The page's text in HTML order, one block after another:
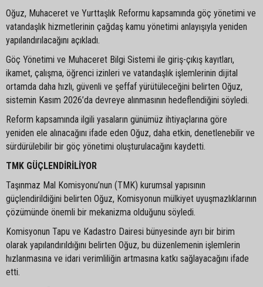
Oğuz, Muhaceret ve Yurttaşlık Reformu kapsamında göç yönetimi ve
vatandaşlık hizmetlerinin çağdaş kamu yönetimi anlayışıyla yeniden
yapılandırılacağını açıkladı.
Göç Yönetimi ve Muhaceret Bilgi Sistemi ile giriş-çıkış kayıtları,
ikamet, çalışma, öğrenci izinleri ve vatandaşlık işlemlerinin dijital
ortamda daha hızlı, güvenli ve şeffaf yürütüleceğini belirten Oğuz,
sistemin Kasım 2026’da devreye alınmasının hedeflendiğini söyledi.
Reform kapsamında ilgili yasaların günümüz ihtiyaçlarına göre
yeniden ele alınacağını ifade eden Oğuz, daha etkin, denetlenebilir ve
sürdürülebilir bir göç yönetimi oluşturulacağını kaydetti.
TMK GÜÇLENDİRİLİYOR
Taşınmaz Mal Komisyonu’nun (TMK) kurumsal yapısının
güçlendirildiğini belirten Oğuz, Komisyonun mülkiyet uyuşmazlıklarının
çözümünde önemli bir mekanizma olduğunu söyledi.
Komisyonun Tapu ve Kadastro Dairesi bünyesinde ayrı bir birim
olarak yapılandırıldığını belirten Oğuz, bu düzenlemenin işlemlerin
hızlanmasına ve idari verimliliğin artmasına katkı sağlayacağını ifade
etti.